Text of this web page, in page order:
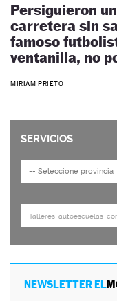
Persiguieron
carretera sin
famoso
ventanilla, no
MIRIAM PRIETO
NEWSLETTER EL